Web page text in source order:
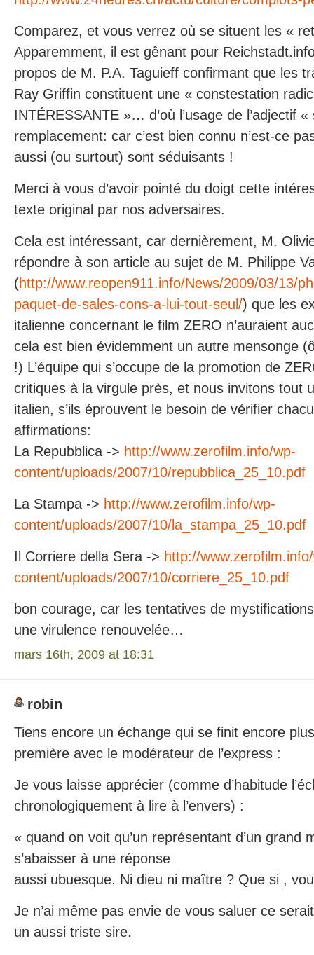
Comparez, et vous verrez où se situent les «
Apparemment, il est gênant pour
propos de M. P.A. Taguieff confirmant que les
Ray Griffin constituent une « constestation
INTÉRESSANTE »… d’où l’usage de l’adjectif
remplacement: car c’est bien connu n’est-ce
aussi (ou surtout) sont séduisants !
Merci à vous d’avoir pointé du doigt cette
texte original par nos adversaires.
Cela est intéressant, car dernièrement, M.
répondre à son article au sujet de M. Philippe
(http://www.reopen911.info/News/2009/03/13/
paquet-de-sales-cons-a-lui-tout-seul/) que les
italienne concernant le film ZERO n’auraient
cela est bien évidemment un autre mensonge
!) L’équipe qui s’occupe de la promotion de
critiques à la virgule près, et nous invitons tout
italien, s’ils éprouvent le besoin de vérifier
affirmations:
La Repubblica -> http://www.zerofilm.info/wp-
content/uploads/2007/10/repubblica_25_10.pdf
La Stampa -> http://www.zerofilm.info/wp-
content/uploads/2007/10/la_stampa_25_10.pdf
Il Corriere della Sera -> http://
content/uploads/2007/10/corriere_25_10.pdf
bon courage, car les tentatives de
une virulence renouvelée…
mars 16th, 2009 at 18:31
robin
Tiens encore un échange qui se finit encore
première avec le modérateur de l’express :
Je vous laisse apprécier (comme d’habitude
chronologiquement à lire à l’envers) :
« quand on voit qu’un représentant d’un grand
s’abaisser à une réponse
aussi ubuesque. Ni dieu ni maître ? Que si ,
Je n’ai même pas envie de vous saluer ce
un aussi triste sire.